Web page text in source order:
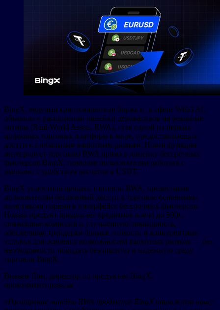
BingX, ведущая криптовалютная биржа и в сфере Web3 AI,
объявила о расширении линейки деривативов на реальные
активы (Real-World Assets, RWA), став одной из первых
цифровых торговых платформ в мире, предоставляющих
доступ к глобальным валютным рынкам. Новая функция
интегрирует торговлю RWA прямо в линейку бессрочных
фьючерсов BingX, позволяя пользователям работать с
рынками с удобством расчетов в USDT.
BingX упростила процесс торговли RWA, предоставив
пользователям бесшовный доступ к торговле основными
валютными парами в интерфейсе бессрочных фьючерсов.
Новый продукт предлагает кредитное плечо до 500x,
сниженные комиссии и улучшенную ликвидность,
обеспечивая трейдерам больше гибкости и конкурентные
условия для освоения возможностей валютных рынков — без
необходимости покидать безопасную и надежную среду
торговли BingX.
Вивьен Лин, директор по продуктам BingX,
прокомментировала:
«Расширение линейки RWA-продуктов BingX отражает нашу